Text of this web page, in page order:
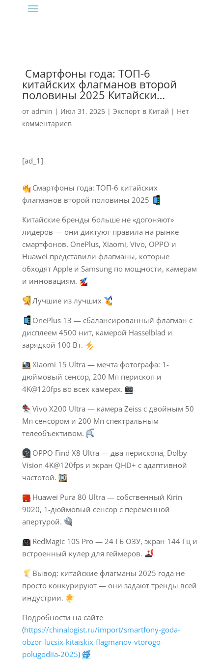
‍ Смартфоны года: ТОП-6
китайских флагманов второй
половины 2025 Китайски…
от admin | Июл 31, 2025| Экспорт в Китай | Нет
комментариев
[ad_1]
Смартфоны года: ТОП-6 китайских
флагманов второй половины 2025
Китайские бренды больше не «догоняют»
лидеров — они диктуют правила на рынке
смартфонов. OnePlus, Xiaomi, Vivo, OPPO и
Huawei представили флагманы, которые
обходят Apple и Samsung по мощности, камерам
и инновациям.
Лучшие из лучших
OnePlus 13 — сбалансированный флагман с
дисплеем 4500 нит, камерой Hasselblad и
зарядкой 100 Вт.
Xiaomi 15 Ultra — мечта фотографа: 1-
дюймовый сенсор, 200 Мп перископ и
4K@120fps во всех камерах.
Vivo X200 Ultra — камера Zeiss с двойным 50
Мп сенсором и 200 Мп спектральным
телеобъективом.
OPPO Find X8 Ultra — два перископа, Dolby
Vision 4K@120fps и экран QHD+ с адаптивной
частотой.
Huawei Pura 80 Ultra — собственный Kirin
9020, 1-дюймовый сенсор с переменной
апертурой.
RedMagic 10S Pro — 24 ГБ ОЗУ, экран 144 Гц и
встроенный кулер для геймеров.
Вывод: китайские флагманы 2025 года не
просто конкурируют — они задают тренды всей
индустрии.
Подробности на сайте
(https://chinalogist.ru/import/smartfony-goda-
obzor-lucsix-kitaiskix-flagmanov-vtorogo-
polugodiia-2025)